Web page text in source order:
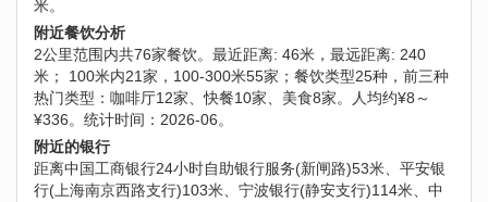
米。
附近餐饮分析
2公里范围内共76家餐饮。最近距离: 46米，最远距离: 240
米； 100米内21家，100-300米55家；餐饮类型25种，前三种
热门类型：咖啡厅12家、快餐10家、美食8家。人均约¥8～
¥336。统计时间：2026-06。
附近的银行
距离中国工商银行24小时自助银行服务(新闸路)53米、平安银
行(上海南京西路支行)103米、宁波银行(静安支行)114米、中